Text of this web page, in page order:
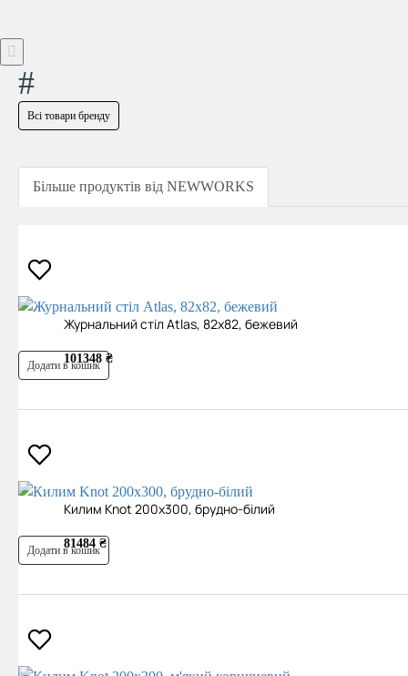
#
Всі товари бренду
Більше продуктів від NEWWORKS
Журнальний стіл Atlas, 82x82, бежевий
101348 ₴
Додати в кошик
Килим Knot 200х300, брудно-білий
81484 ₴
Додати в кошик